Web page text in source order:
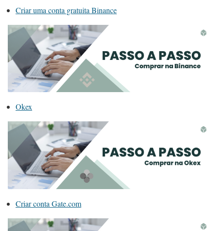
Criar uma conta gratuita Binance
Okex
Criar conta Gate.com